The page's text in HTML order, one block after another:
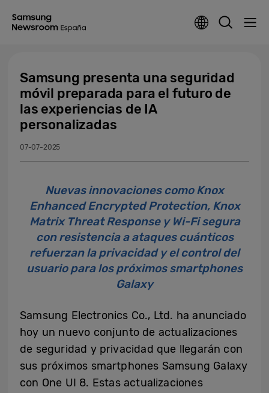
Samsung presenta una seguridad
móvil preparada para el futuro de
las experiencias de IA
personalizadas
07-07-2025
Nuevas innovaciones como Knox
Enhanced Encrypted Protection, Knox
Matrix Threat Response y Wi-Fi segura
con resistencia a ataques cuánticos
refuerzan la privacidad y el control del
usuario para los próximos smartphones
Galaxy
Samsung Electronics Co., Ltd. ha anunciado
hoy un nuevo conjunto de actualizaciones
de seguridad y privacidad que llegarán con
sus próximos smartphones Samsung Galaxy
con One UI 8. Estas actualizaciones